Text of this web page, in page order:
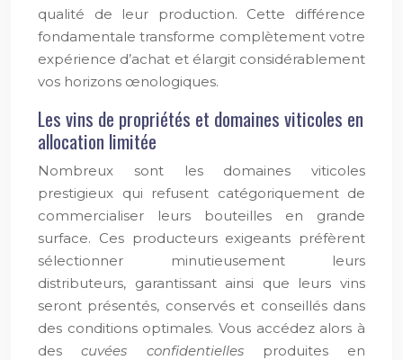
qualité de leur production. Cette différence
fondamentale transforme complètement votre
expérience d’achat et élargit considérablement
vos horizons œnologiques.
Les vins de propriétés et domaines viticoles en
allocation limitée
Nombreux sont les domaines viticoles
prestigieux qui refusent catégoriquement de
commercialiser leurs bouteilles en grande
surface. Ces producteurs exigeants préfèrent
sélectionner minutieusement leurs
distributeurs, garantissant ainsi que leurs vins
seront présentés, conservés et conseillés dans
des conditions optimales. Vous accédez alors à
descuvées confidentiellesproduites en